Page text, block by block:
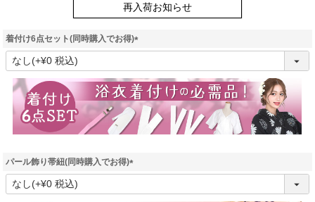
再入荷お知らせ
着付け6点セット(同時購入でお得)
(
須
)
パール飾り帯紐(同時購入でお得)
(